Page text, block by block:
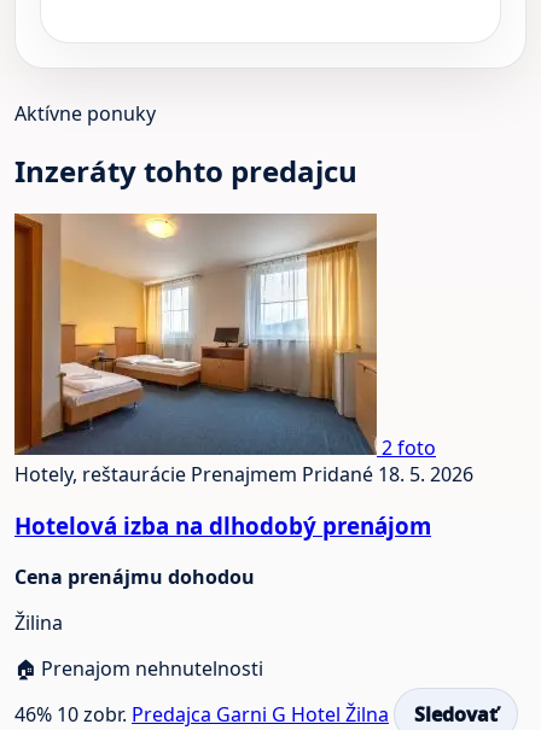
Aktívne ponuky
Inzeráty tohto predajcu
2 foto
Hotely, reštaurácie Prenajmem Pridané 18. 5. 2026
Hotelová izba na dlhodobý prenájom
Cena prenájmu dohodou
Žilina
🏠 Prenajom nehnutelnosti
46% 10 zobr. Predajca Garni G Hotel Žilna
Sledovať